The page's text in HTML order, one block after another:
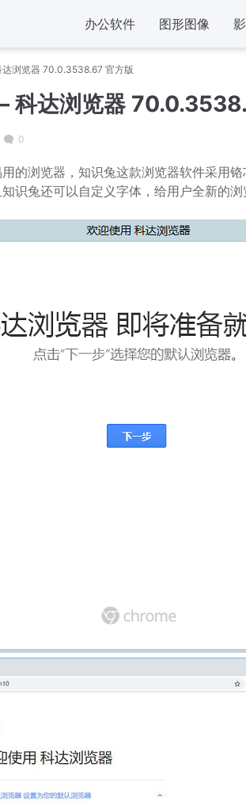
办公软件 图形图像
达浏览器 70.0.3538.67 官方版
科达浏览器
0
的浏览器，知识兔这款浏览器软件采用
识兔还可以自定义字体，给用户全新的浏